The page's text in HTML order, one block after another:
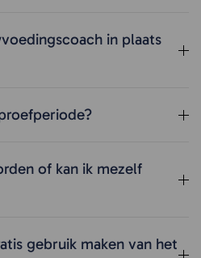
in plaats
of kan ik mezelf
gebruik maken van het